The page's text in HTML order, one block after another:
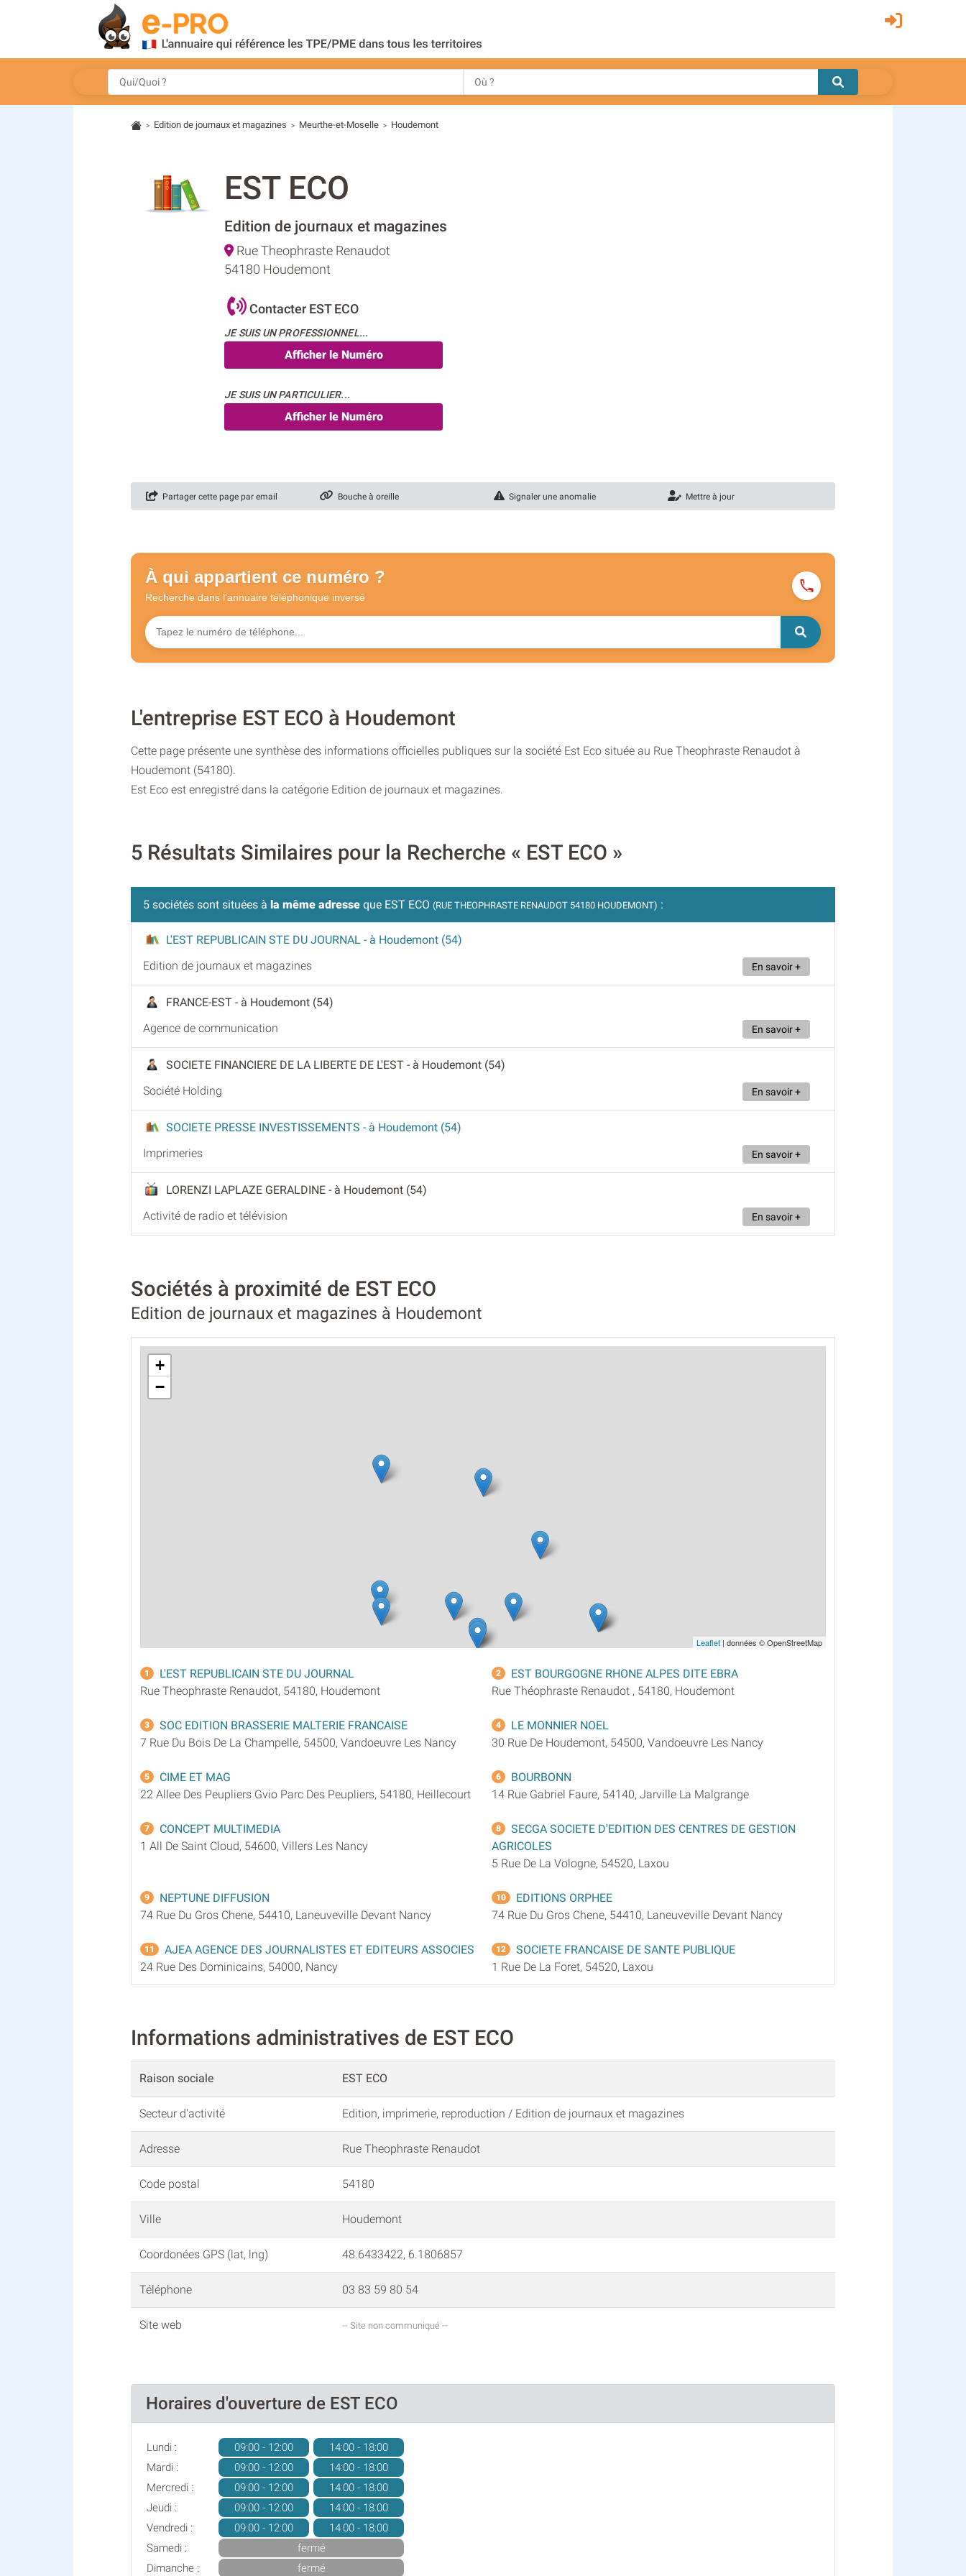
> Edition de journaux et magazines > Meurthe-et-Moselle > Houdemont
EST ECO
Edition de journaux et magazines
Rue Theophraste Renaudot
54180 Houdemont
Contacter EST ECO
JE SUIS UN PROFESSIONNEL...
Afficher le Numéro
JE SUIS UN PARTICULIER...
Afficher le Numéro
Partager cette page par email Bouche à oreille Signaler une anomalie Mettre à jour
À qui appartient ce numéro ?
Recherche dans l'annuaire téléphonique inversé
L'entreprise EST ECO à Houdemont
Cette page présente une synthèse des informations officielles publiques sur la société Est Eco située au Rue Theophraste Renaudot à
Houdemont (54180).
Est Eco est enregistré dans la catégorie Edition de journaux et magazines.
5 Résultats Similaires pour la Recherche « EST ECO »
5 sociétés sont situées à la même adresse que EST ECO (RUE THEOPHRASTE RENAUDOT 54180 HOUDEMONT) :
L'EST REPUBLICAIN STE DU JOURNAL - à Houdemont (54)
Edition de journaux et magazines
En savoir +
FRANCE-EST - à Houdemont (54)
Agence de communication
En savoir +
SOCIETE FINANCIERE DE LA LIBERTE DE L'EST - à Houdemont (54)
Société Holding
En savoir +
SOCIETE PRESSE INVESTISSEMENTS - à Houdemont (54)
Imprimeries
En savoir +
LORENZI LAPLAZE GERALDINE - à Houdemont (54)
Activité de radio et télévision
En savoir +
Sociétés à proximité de EST ECO
Edition de journaux et magazines à Houdemont
+
−
Leaflet | données © OpenStreetMap
1
L'EST REPUBLICAIN STE DU JOURNAL
Rue Theophraste Renaudot, 54180, Houdemont
2
EST BOURGOGNE RHONE ALPES DITE EBRA
Rue Théophraste Renaudot , 54180, Houdemont
3
SOC EDITION BRASSERIE MALTERIE FRANCAISE
7 Rue Du Bois De La Champelle, 54500, Vandoeuvre Les Nancy
4
LE MONNIER NOEL
30 Rue De Houdemont, 54500, Vandoeuvre Les Nancy
5
CIME ET MAG
22 Allee Des Peupliers Gvio Parc Des Peupliers, 54180, Heillecourt
6
BOURBONN
14 Rue Gabriel Faure, 54140, Jarville La Malgrange
7
CONCEPT MULTIMEDIA
1 All De Saint Cloud, 54600, Villers Les Nancy
8
SECGA SOCIETE D'EDITION DES CENTRES DE GESTION
AGRICOLES
5 Rue De La Vologne, 54520, Laxou
9
NEPTUNE DIFFUSION
74 Rue Du Gros Chene, 54410, Laneuveville Devant Nancy
10
EDITIONS ORPHEE
74 Rue Du Gros Chene, 54410, Laneuveville Devant Nancy
11
AJEA AGENCE DES JOURNALISTES ET EDITEURS ASSOCIES
24 Rue Des Dominicains, 54000, Nancy
12
SOCIETE FRANCAISE DE SANTE PUBLIQUE
1 Rue De La Foret, 54520, Laxou
Informations administratives de EST ECO
Raison sociale EST ECO
Secteur d'activité Edition, imprimerie, reproduction / Edition de journaux et magazines
Adresse Rue Theophraste Renaudot
Code postal 54180
Ville Houdemont
Coordonées GPS (lat, lng) 48.6433422, 6.1806857
Téléphone 03 83 59 80 54
Site web -- Site non communiqué --
Horaires d'ouverture de EST ECO
Lundi : 09:00 - 12:00
14:00 - 18:00
Mardi :
09:00 - 12:00
14:00 - 18:00
Mercredi :
09:00 - 12:00
14:00 - 18:00
Jeudi :
09:00 - 12:00
14:00 - 18:00
Vendredi :
09:00 - 12:00
14:00 - 18:00
Samedi :
fermé
Dimanche :
fermé